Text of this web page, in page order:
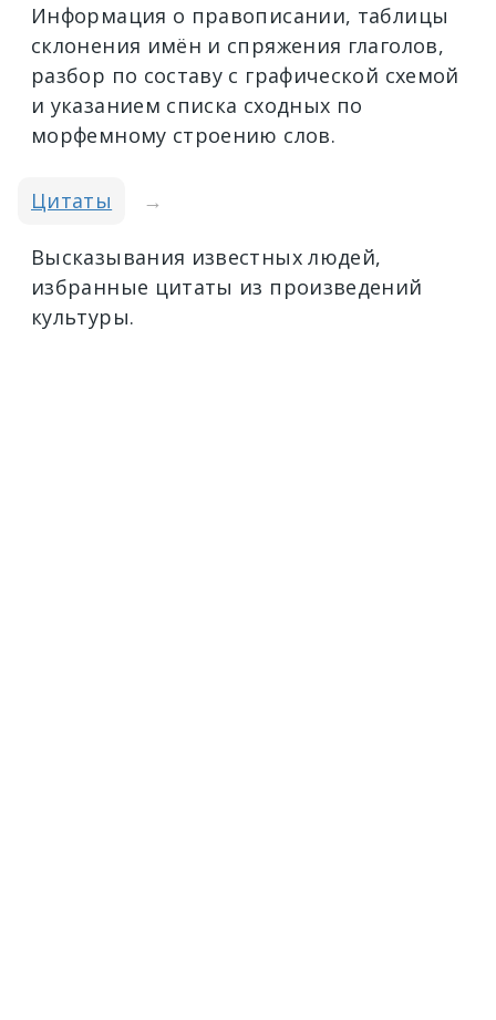
Информация о правописании, таблицы
склонения имён и спряжения глаголов,
разбор по составу с графической схемой
и указанием списка сходных по
морфемному строению слов.
Цитаты →
Высказывания известных людей,
избранные цитаты из произведений
культуры.